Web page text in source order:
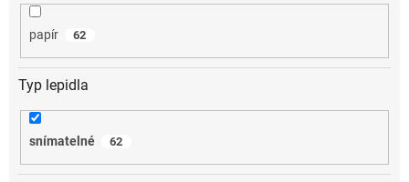
papír 62
Typ lepidla
snímatelné 62